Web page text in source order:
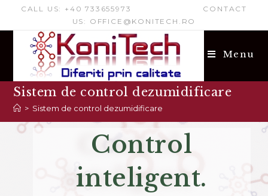
CALL US: +40 733655973 CONTACT
US: OFFICE@KONITECH.RO
Menu
Sistem de control dezumidificare
> Sistem de control dezumidificare
Control
inteligent.